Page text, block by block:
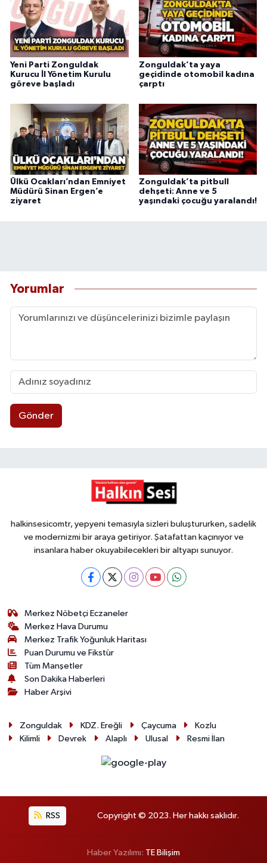
Yeni Parti Zonguldak
Kurucu İl Yönetim Kurulu
göreve başladı
Zonguldak’ta yaya
geçidinde otomobil kadına
çarptı
Ülkü Ocakları’ndan Emniyet
Müdürü Sinan Ergen’e
ziyaret
Zonguldak’ta pitbull
dehşeti: Anne ve 5
yaşındaki çocuğu yaralandı!
Yorumlar
Gönder
halkinsesicomtr, yepyeni temasıyla sizleri buluştururken, sadelik
ve modernizmi bir araya getiriyor. Şatafattan kaçınıyor ve
insanlara haber okuyabilecekleri bir altyapı sunuyor.
Merkez Nöbetçi Eczaneler
Merkez Hava Durumu
Merkez Trafik Yoğunluk Haritası
Puan Durumu ve Fikstür
Tüm Manşetler
Son Dakika Haberleri
Haber Arşivi
Zonguldak KDZ. Ereğli Çaycuma
Kozlu
Kilimli
Devrek Alaplı Ulusal Resmi İlan
RSS Copyright © 2023. Her hakkı saklıdır.
Haber Yazılımı: TE Bilişim